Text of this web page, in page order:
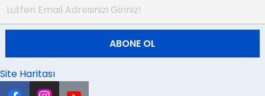
Site Haritası